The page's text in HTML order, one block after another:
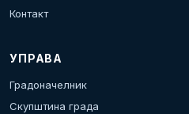
Контакт
УПРАВА
Градоначелник
Скупштина града